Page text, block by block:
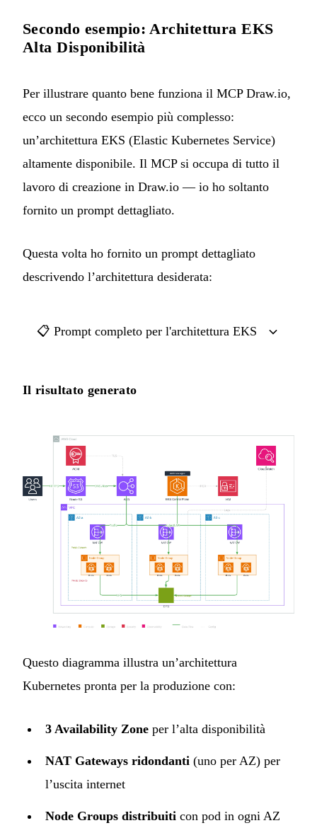
Secondo esempio: Architettura EKS
Alta Disponibilità
Per illustrare quanto bene funziona il MCP Draw.io,
ecco un secondo esempio più complesso:
un’architettura EKS (Elastic Kubernetes Service)
altamente disponibile. Il MCP si occupa di tutto il
lavoro di creazione in Draw.io — io ho soltanto
fornito un prompt dettagliato.
Questa volta ho fornito un prompt dettagliato
descrivendo l’architettura desiderata:
📋 Prompt completo per l'architettura EKS
Il risultato generato
Questo diagramma illustra un’architettura
Kubernetes pronta per la produzione con:
3 Availability Zone per l’alta disponibilità
NAT Gateways ridondanti (uno per AZ) per
l’uscita internet
Node Groups distribuiti con pod in ogni AZ